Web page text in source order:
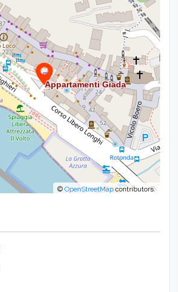
©OpenStreetMapcontributors.